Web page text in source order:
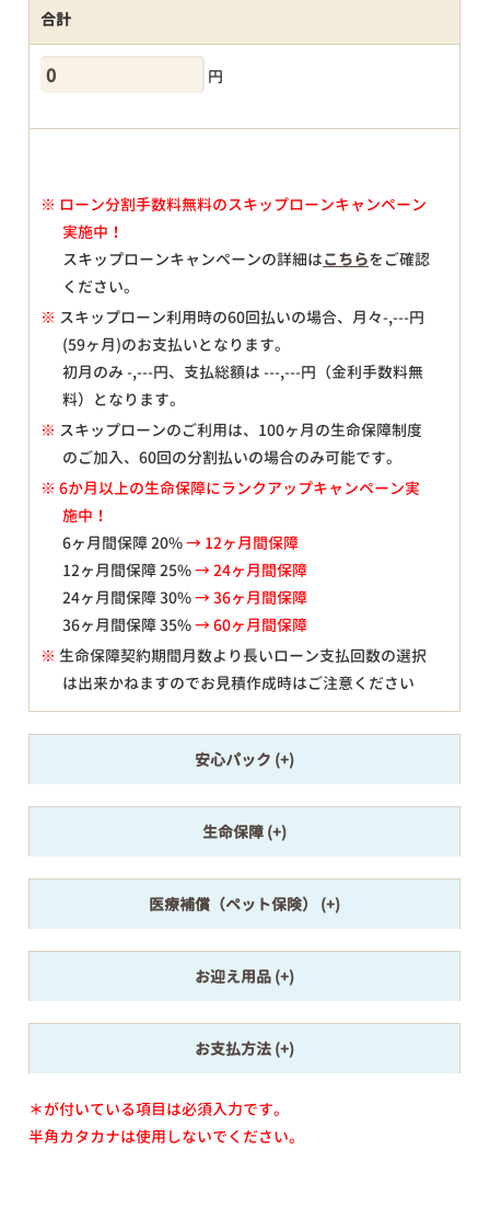
合計
円
※ ローン分割手数料無料のスキップローンキャンペーン
実施中！
スキップローンキャンペーンの詳細はこちらをご確認
ください。
※ スキップローン利用時の60回払いの場合、月々-,---円
(59ヶ月)のお支払いとなります。
初月のみ-,---円、支払総額は---,---円（金利手数料無
料）となります。
※ スキップローンのご利用は、100ヶ月の生命保障制度
のご加入、60回の分割払いの場合のみ可能です。
※ 6か月以上の生命保障にランクアップキャンペーン実
施中！
6ヶ月間保障 20%→ 12ヶ月間保障
12ヶ月間保障 25%→ 24ヶ月間保障
24ヶ月間保障 30%→ 36ヶ月間保障
36ヶ月間保障 35%→ 60ヶ月間保障
※ 生命保障契約期間月数より長いローン支払回数の選択
は出来かねますのでお見積作成時はご注意ください
安心パック
生命保障
医療補償（ペット保険）
お迎え用品
お支払方法
＊が付いている項目は必須入力です。
半角カタカナは使用しないでください。